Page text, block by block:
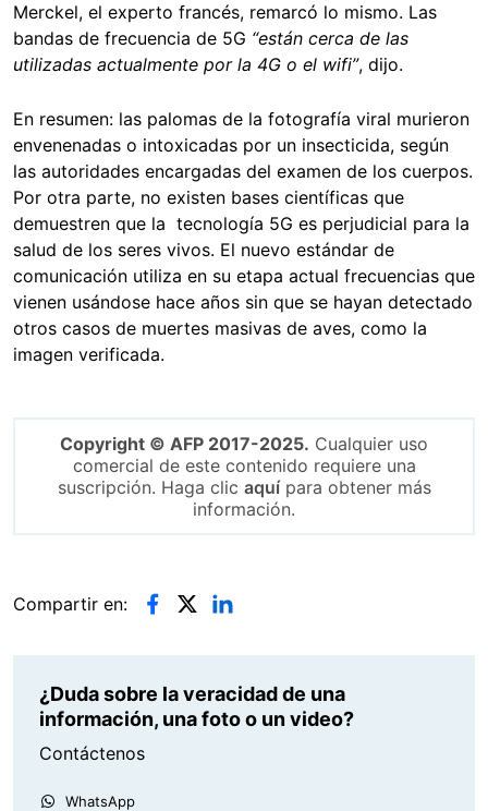
Merckel, el experto francés, remarcó lo mismo. Las
bandas de frecuencia de 5G “están cerca de las
utilizadas actualmente por la 4G o el wifi”, dijo.
En resumen: las palomas de la fotografía viral murieron
envenenadas o intoxicadas por un insecticida, según
las autoridades encargadas del examen de los cuerpos.
Por otra parte, no existen bases científicas que
demuestren que la tecnología 5G es perjudicial para la
salud de los seres vivos. El nuevo estándar de
comunicación utiliza en su etapa actual frecuencias que
vienen usándose hace años sin que se hayan detectado
otros casos de muertes masivas de aves, como la
imagen verificada.
Copyright © AFP 2017-2025. Cualquier uso
comercial de este contenido requiere una
suscripción. Haga clic aquípara obtener más
información.
Compartir en:
¿Duda sobre la veracidad de una
información, una foto o un video?
Contáctenos
WhatsApp